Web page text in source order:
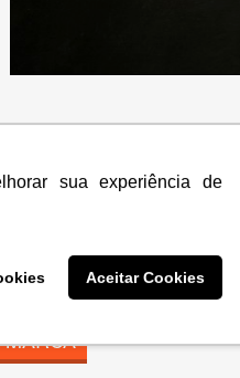
sua experiência de
Aceitar Cookies
online para criar a
website e muito